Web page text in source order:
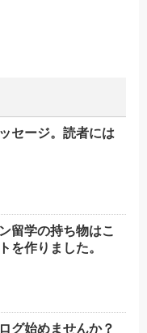
セージ。読者には
留学の持ち物はこ
を作りました。
グ始めませんか？